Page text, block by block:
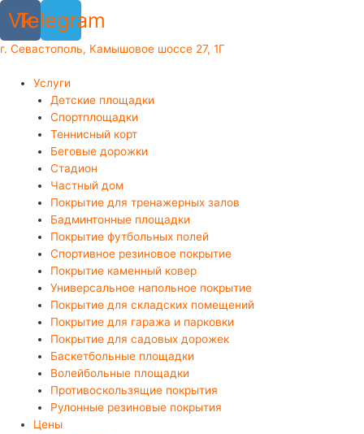
Перейти
содержимому
Vk
Telegram
г. Севастополь, Камышовое шоссе 27, 1Г
Услуги
Детские площадки
Спортплощадки
Теннисный корт
Беговые дорожки
Стадион
Частный дом
Покрытие для тренажерных залов
Бадминтонные площадки
Покрытие футбольных полей
Спортивное резиновое покрытие
Покрытие каменный ковер
Универсальное напольное покрытие
Покрытие для складских помещений
Покрытие для гаража и парковки
Покрытие для садовых дорожек
Баскетбольные площадки
Волейбольные площадки
Противоскользящие покрытия
Рулонные резиновые покрытия
Цены